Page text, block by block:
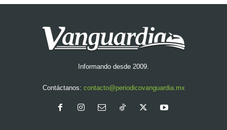
Informando desde 2009.
Contáctanos: contacto@periodicovanguardia.mx